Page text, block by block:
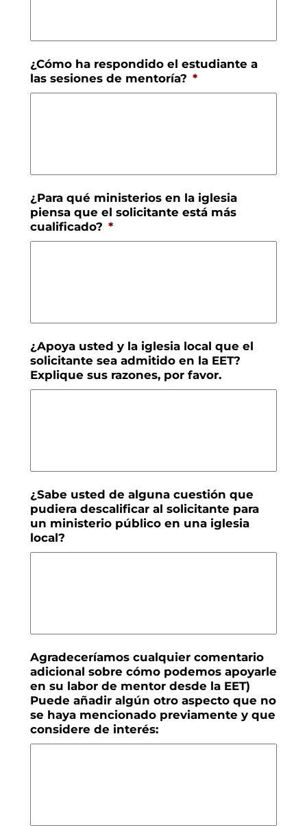
¿Cómo ha respondido el estudiante a
las sesiones de mentoría? *
¿Para qué ministerios en la iglesia
piensa que el solicitante está más
cualificado? *
¿Apoya usted y la iglesia local que el
solicitante sea admitido en la EET?
Explique sus razones, por favor.
¿Sabe usted de alguna cuestión que
pudiera descalificar al solicitante para
un ministerio público en una iglesia
local?
Agradeceríamos cualquier comentario
adicional sobre cómo podemos apoyarle
en su labor de mentor desde la EET)
Puede añadir algún otro aspecto que no
se haya mencionado previamente y que
considere de interés: